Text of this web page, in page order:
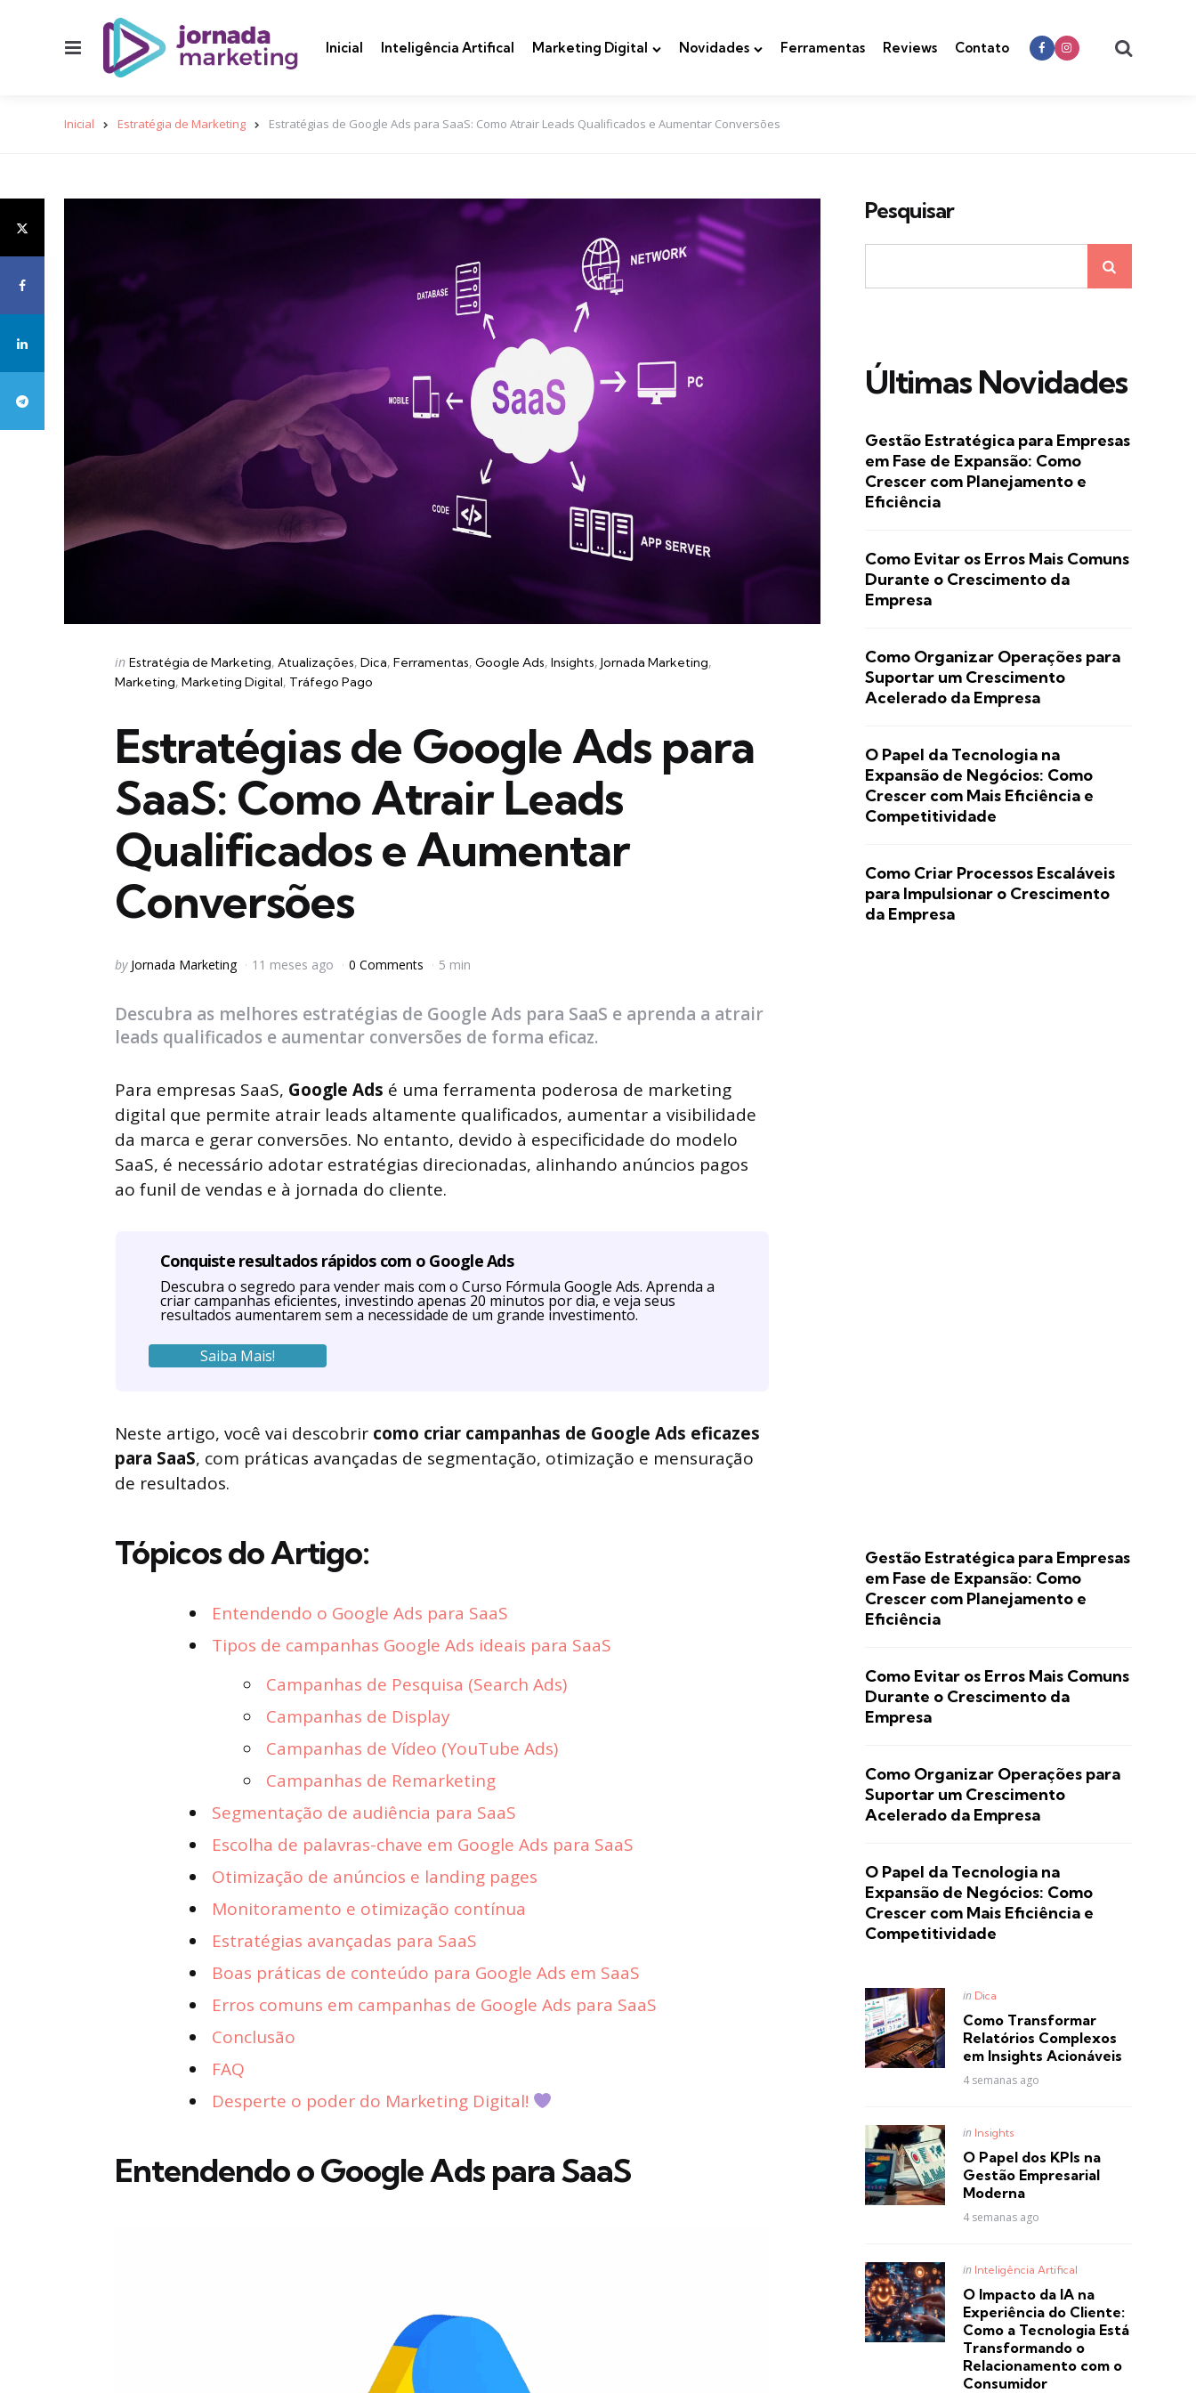
Inicial Inteligência Artifical Marketing Digital Novidades Ferramentas Reviews Contato
Inicial Estratégia de Marketing Estratégias de Google Ads para SaaS: Como Atrair Leads Qualificados e Aumentar Conversões
Categories
Posted
in
in Estratégia de Marketing Atualizações Dica Ferramentas Google Ads Insights Jornada Marketing
Marketing Marketing Digital Tráfego Pago
Estratégias de Google Ads para
SaaS: Como Atrair Leads
Qualificados e Aumentar
Conversões
Posted
by Jornada Marketing 11 meses ago 0 Comments 5 min
Descubra as melhores estratégias de Google Ads para SaaS e aprenda a atrair
leads qualificados e aumentar conversões de forma eficaz.
Para empresas SaaS, Google Ads é uma ferramenta poderosa de marketing
digital que permite atrair leads altamente qualificados, aumentar a visibilidade
da marca e gerar conversões. No entanto, devido à especificidade do modelo
SaaS, é necessário adotar estratégias direcionadas, alinhando anúncios pagos
ao funil de vendas e à jornada do cliente.
Conquiste resultados rápidos com o Google Ads
Descubra o segredo para vender mais com o Curso Fórmula Google Ads. Aprenda a
criar campanhas eficientes, investindo apenas 20 minutos por dia, e veja seus
resultados aumentarem sem a necessidade de um grande investimento.
Saiba Mais!
Neste artigo, você vai descobrir como criar campanhas de Google Ads eficazes
para SaaS, com práticas avançadas de segmentação, otimização e mensuração
de resultados.
Tópicos do Artigo:
Entendendo o Google Ads para SaaS
Tipos de campanhas Google Ads ideais para SaaS
Campanhas de Pesquisa (Search Ads)
Campanhas de Display
Campanhas de Vídeo (YouTube Ads)
Campanhas de Remarketing
Segmentação de audiência para SaaS
Escolha de palavras-chave em Google Ads para SaaS
Otimização de anúncios e landing pages
Monitoramento e otimização contínua
Estratégias avançadas para SaaS
Boas práticas de conteúdo para Google Ads em SaaS
Erros comuns em campanhas de Google Ads para SaaS
Conclusão
FAQ
Desperte o poder do Marketing Digital!
Entendendo o Google Ads para SaaS
Pesquisar
Últimas Novidades
Gestão Estratégica para Empresas
em Fase de Expansão: Como
Crescer com Planejamento e
Eficiência
Como Evitar os Erros Mais Comuns
Durante o Crescimento da
Empresa
Como Organizar Operações para
Suportar um Crescimento
Acelerado da Empresa
O Papel da Tecnologia na
Expansão de Negócios: Como
Crescer com Mais Eficiência e
Competitividade
Como Criar Processos Escaláveis
para Impulsionar o Crescimento
da Empresa
Gestão Estratégica para Empresas
em Fase de Expansão: Como
Crescer com Planejamento e
Eficiência
Como Evitar os Erros Mais Comuns
Durante o Crescimento da
Empresa
Como Organizar Operações para
Suportar um Crescimento
Acelerado da Empresa
O Papel da Tecnologia na
Expansão de Negócios: Como
Crescer com Mais Eficiência e
Competitividade
Posted
in Dica
Como Transformar
Relatórios Complexos
em Insights Acionáveis
4 semanas ago
Posted
in Insights
O Papel dos KPIs na
Gestão Empresarial
Moderna
4 semanas ago
Posted
in Inteligência Artifical
O Impacto da IA na
Experiência do Cliente:
Como a Tecnologia Está
Transformando o
Relacionamento com o
Consumidor